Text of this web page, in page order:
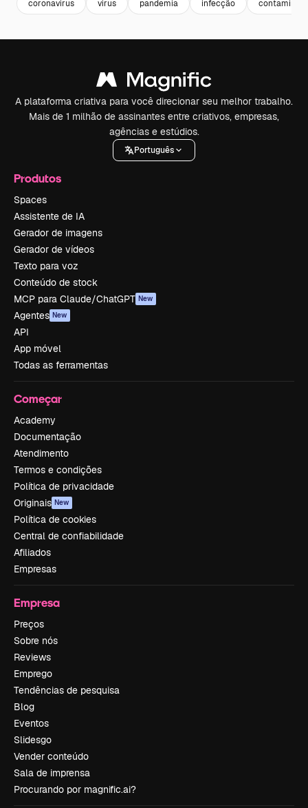
coronavirus virus pandemia infecção
A plataforma criativa para você direcionar seu melhor trabalho.
Mais de 1 milhão de assinantes entre criativos, empresas,
agências e estúdios.
Português
Produtos
Spaces
Assistente de IA
Gerador de imagens
Gerador de vídeos
Texto para voz
Conteúdo de stock
MCP para Claude/ChatGPT New
Agentes New
API
App móvel
Todas as ferramentas
Começar
Academy
Documentação
Atendimento
Termos e condições
Política de privacidade
Originais New
Política de cookies
Central de confiabilidade
Afiliados
Empresas
Empresa
Preços
Sobre nós
Reviews
Emprego
Tendências de pesquisa
Blog
Eventos
Slidesgo
Vender conteúdo
Sala de imprensa
Procurando por magnific.ai?